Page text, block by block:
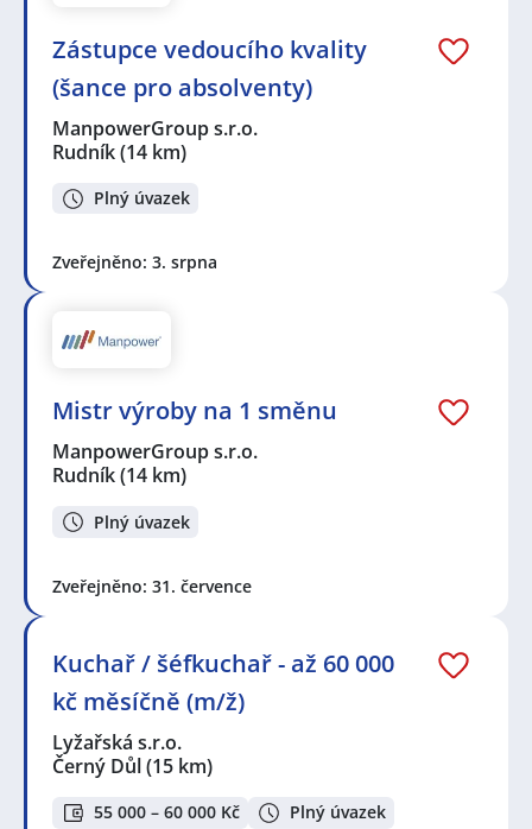
Zástupce vedoucího kvality
(šance pro absolventy)
ManpowerGroup s.r.o.
Rudník(14 km)
Plný úvazek
Zveřejněno: 3. srpna
Mistr výroby na 1 směnu
ManpowerGroup s.r.o.
Rudník(14 km)
Plný úvazek
Zveřejněno: 31. července
Kuchař / šéfkuchař - až 60 000
kč měsíčně (m/ž)
Lyžařská s.r.o.
Černý Důl(15 km)
55 000 – 60 000 Kč Plný úvazek